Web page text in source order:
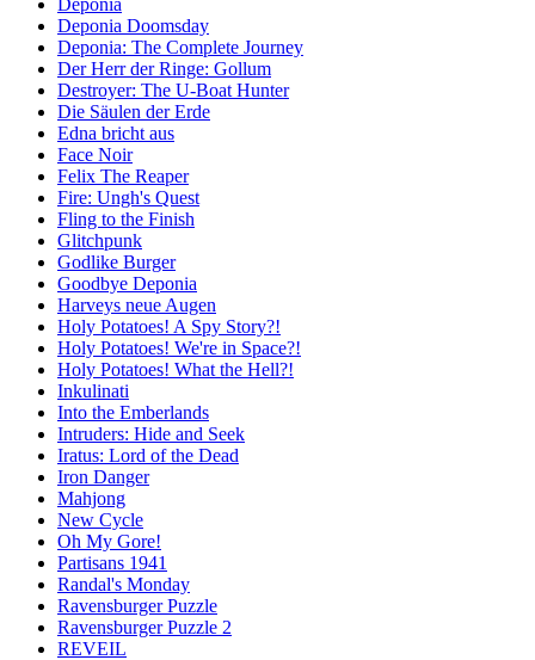
Deponia
Deponia Doomsday
Deponia: The Complete Journey
Der Herr der Ringe: Gollum
Destroyer: The U-Boat Hunter
Die Säulen der Erde
Edna bricht aus
Face Noir
Felix The Reaper
Fire: Ungh's Quest
Fling to the Finish
Glitchpunk
Godlike Burger
Goodbye Deponia
Harveys neue Augen
Holy Potatoes! A Spy Story?!
Holy Potatoes! We're in Space?!
Holy Potatoes! What the Hell?!
Inkulinati
Into the Emberlands
Intruders: Hide and Seek
Iratus: Lord of the Dead
Iron Danger
Mahjong
New Cycle
Oh My Gore!
Partisans 1941
Randal's Monday
Ravensburger Puzzle
Ravensburger Puzzle 2
REVEIL